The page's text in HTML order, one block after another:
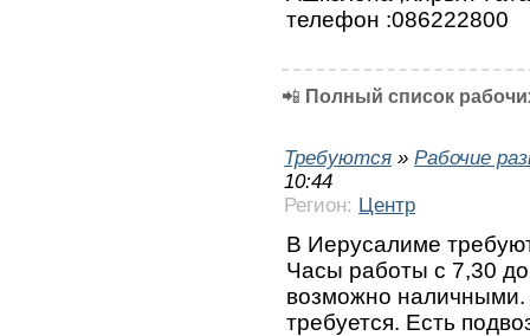
телефон :086222800
📲 Полный список
Требуются » Рабочие
10:44
Регион: Центр
В Иерусалиме
Часы работы с 7,30
возможно
требуется. Есть